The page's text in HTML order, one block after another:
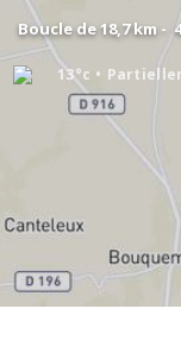
Boucle de 18,7 km -
13°c